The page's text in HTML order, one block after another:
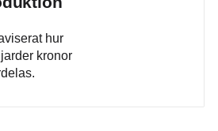
hur
kronor